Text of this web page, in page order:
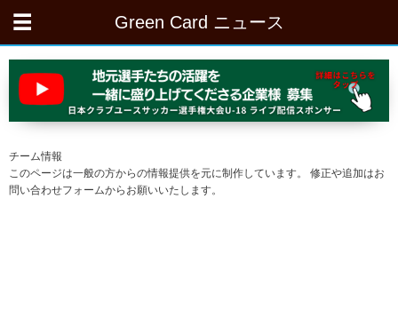
Green Card ニュース
チーム情報
このページは一般の方からの情報提供を元に制作しています。 修正や追加はお
問い合わせフォームからお願いいたします。